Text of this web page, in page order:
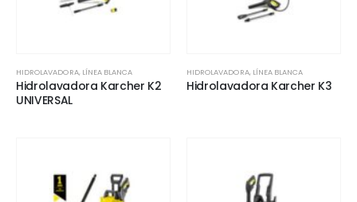
HIDROLAVADORA, LÍNEA BLANCA
Hidrolavadora Karcher K2
UNIVERSAL
HIDROLAVADORA, LÍNEA BLANCA
Hidrolavadora Karcher K3